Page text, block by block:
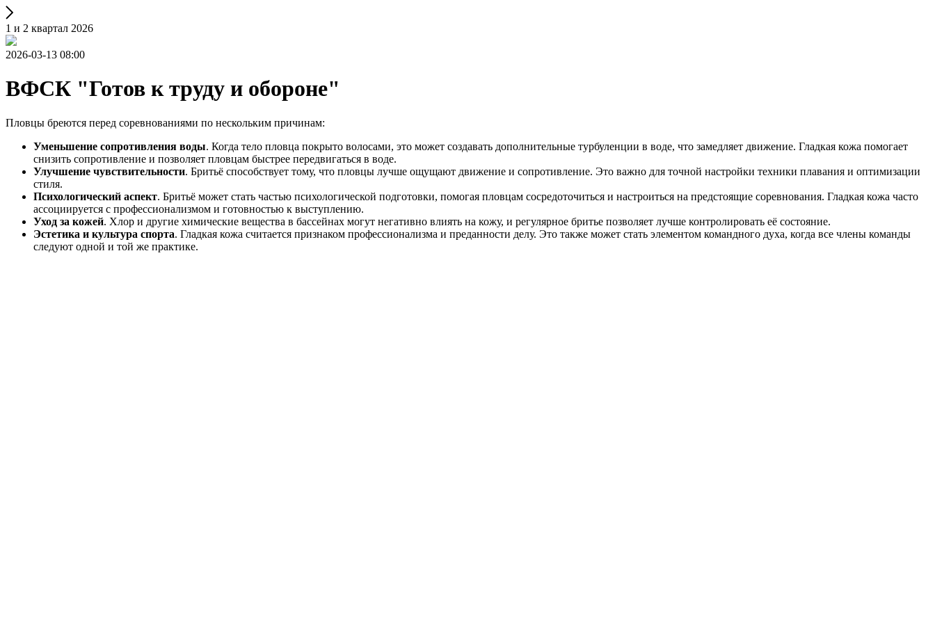
1 и 2 квартал 2026
2026-03-13 08:00
ВФСК "Готов к труду и обороне"
Пловцы бреются перед соревнованиями по нескольким причинам:
Уменьшение сопротивления воды. Когда тело пловца покрыто волосами, это может создавать дополнительные турбуленции в воде, что замедляет движение. Гладкая кожа помогает
снизить сопротивление и позволяет пловцам быстрее передвигаться в воде.
Улучшение чувствительности. Бритьё способствует тому, что пловцы лучше ощущают движение и сопротивление. Это важно для точной настройки техники плавания и оптимизации
стиля.
Психологический аспект. Бритьё может стать частью психологической подготовки, помогая пловцам сосредоточиться и настроиться на предстоящие соревнования. Гладкая кожа часто
ассоциируется с профессионализмом и готовностью к выступлению.
Уход за кожей. Хлор и другие химические вещества в бассейнах могут негативно влиять на кожу, и регулярное бритье позволяет лучше контролировать её состояние.
Эстетика и культура спорта. Гладкая кожа считается признаком профессионализма и преданности делу. Это также может стать элементом командного духа, когда все члены команды
следуют одной и той же практике.